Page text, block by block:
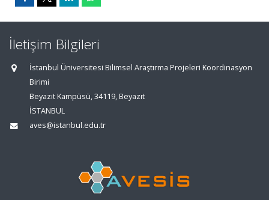
İletişim Bilgileri
İstanbul Üniversitesi Bilimsel Araştırma Projeleri Koordinasyon
Birimi
Beyazıt Kampüsü, 34119, Beyazıt
İSTANBUL
aves@istanbul.edu.tr